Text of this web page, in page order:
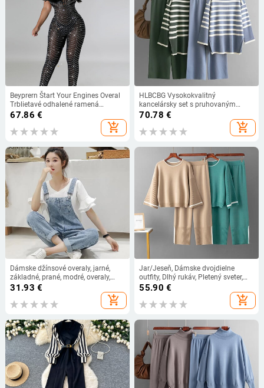
Beyprern Štart Your Engines Overal
Trblietavé odhalené ramená
Priehľadná sieťovina Perie
Krištáľové nočné overaly Overaly
Narodeninové outfity
67.86 €
add_shopping_cart
HLBCBG Vysokokvalitný
kancelársky set s pruhovaným
rolákom a vysokým pásom, široké
nohavice, základné jesenné pletené
voľné obleky
70.78 €
add_shopping_cart
Dámske džínsové overaly, jarné,
základné, prané, modré, overaly,
vrchné oblečenie, kancelárske,
elegantné, dlhé nohavice, dámske,
ležérne
31.93 €
add_shopping_cart
Jar/Jeseň, Dámske dvojdielne
outfity, Dlhý rukáv, Pletený sveter,
Top, Široké nohavice, Ležérne
55.90 €
add_shopping_cart